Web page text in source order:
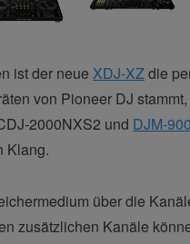
ist der neue XDJ-XZdie
von Pioneer DJ
2000NXS2 und DJM-
Klang.
über die
zusätzlichen Kanäle